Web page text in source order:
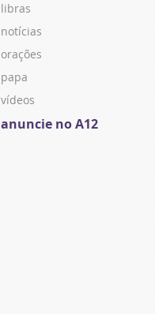
libras
notícias
orações
papa
vídeos
anuncie no A12